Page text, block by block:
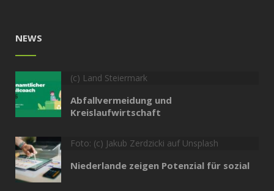
NEWS
(c) Land Steiermark
Abfallvermeidung und
Kreislaufwirtschaft
Foto: (c) Jakub Zerdzicki auf Unsplash
Niederlande zeigen Potenzial für sozial